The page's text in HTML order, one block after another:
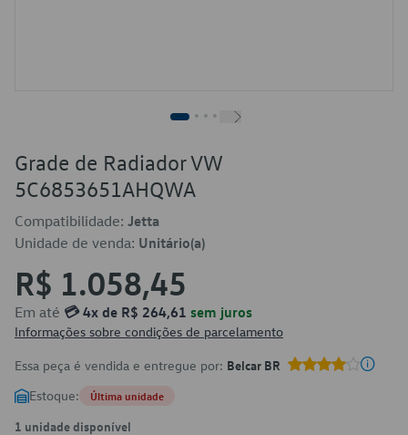
Grade de Radiador VW
5C6853651AHQWA
Compatibilidade: Jetta
Unidade de venda: Unitário(a)
R$ 1.058,45
Em até 💳 4x de R$ 264,61 sem juros
Informações sobre condições de parcelamento
Essa peça é vendida e entregue por: Belcar BR
Estoque: Última unidade
1 unidade disponível